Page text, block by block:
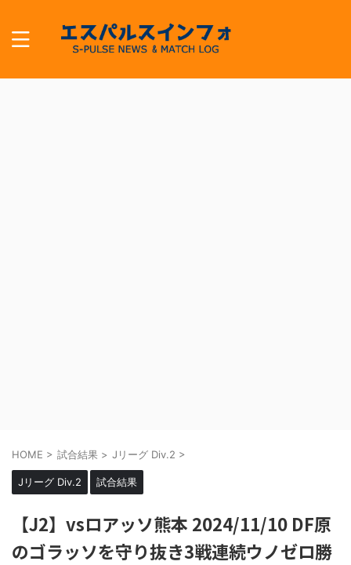
HOME > 試合結果 > Jリーグ Div.2 >
Jリーグ Div.2 試合結果
【J2】vsロアッソ熊本 2024/11/10 DF原
のゴラッソを守り抜き3戦連続ウノゼロ勝